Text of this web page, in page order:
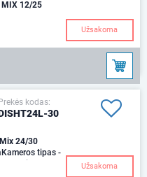
Sabdžių kamera MIX 12/25
Užsakoma
Prekės kodas:
30
24/30
tipas -
bar Air -
Užsakoma